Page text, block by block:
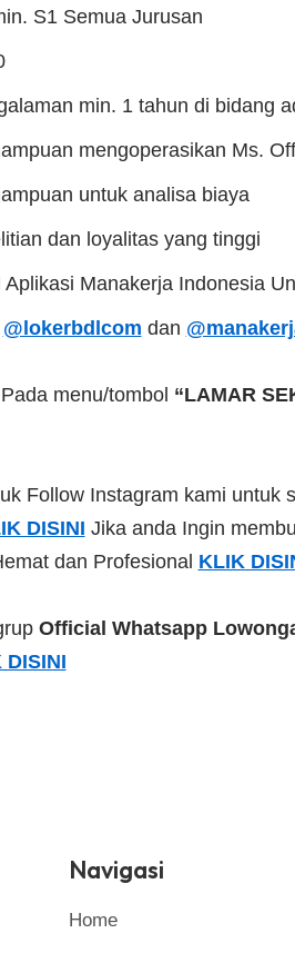
S1 Semua Jurusan
min. 1 tahun di bidang
mengoperasikan Ms.
untuk analisa biaya
dan loyalitas yang tinggi
Aplikasi Manakerja Indonesia
@lokerbdlcom dan
menu/tombol “LAMAR
Follow Instagram kami untuk
DISINI Jika anda Ingin
dan Profesional KLIK
Official Whatsapp
DISINI
Navigasi
Home